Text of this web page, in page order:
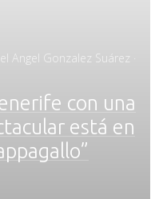
Angel Gonzalez Suárez ·
con una
está en